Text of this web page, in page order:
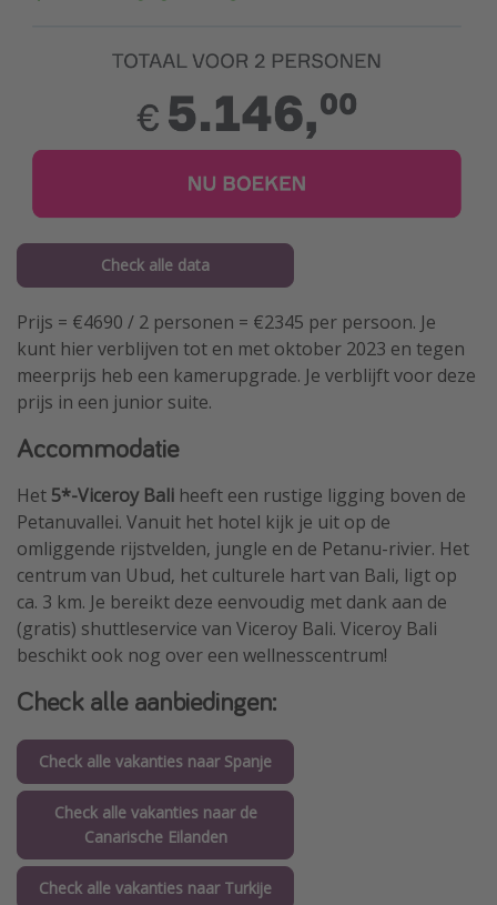
Check alle data
Prijs = €4690 / 2 personen = €2345 per persoon. Je
kunt hier verblijven tot en met oktober 2023 en tegen
meerprijs heb een kamerupgrade. Je verblijft voor deze
prijs in een junior suite.
Accommodatie
Het 5*-Viceroy Bali heeft een rustige ligging boven de
Petanuvallei. Vanuit het hotel kijk je uit op de
omliggende rijstvelden, jungle en de Petanu-rivier. Het
centrum van Ubud, het culturele hart van Bali, ligt op
ca. 3 km. Je bereikt deze eenvoudig met dank aan de
(gratis) shuttleservice van Viceroy Bali. Viceroy Bali
beschikt ook nog over een wellnesscentrum!
Check alle aanbiedingen:
Check alle vakanties naar Spanje
Check alle vakanties naar de
Canarische Eilanden
Check alle vakanties naar Turkije